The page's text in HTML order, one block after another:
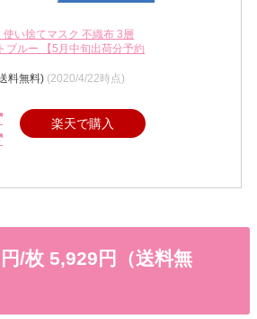
い捨てマスク 不織布 3層
ルー 【5月中旬出荷分予約
料無料) (2020/4/22時点)
楽天で購入
/枚 5,929円（送料無